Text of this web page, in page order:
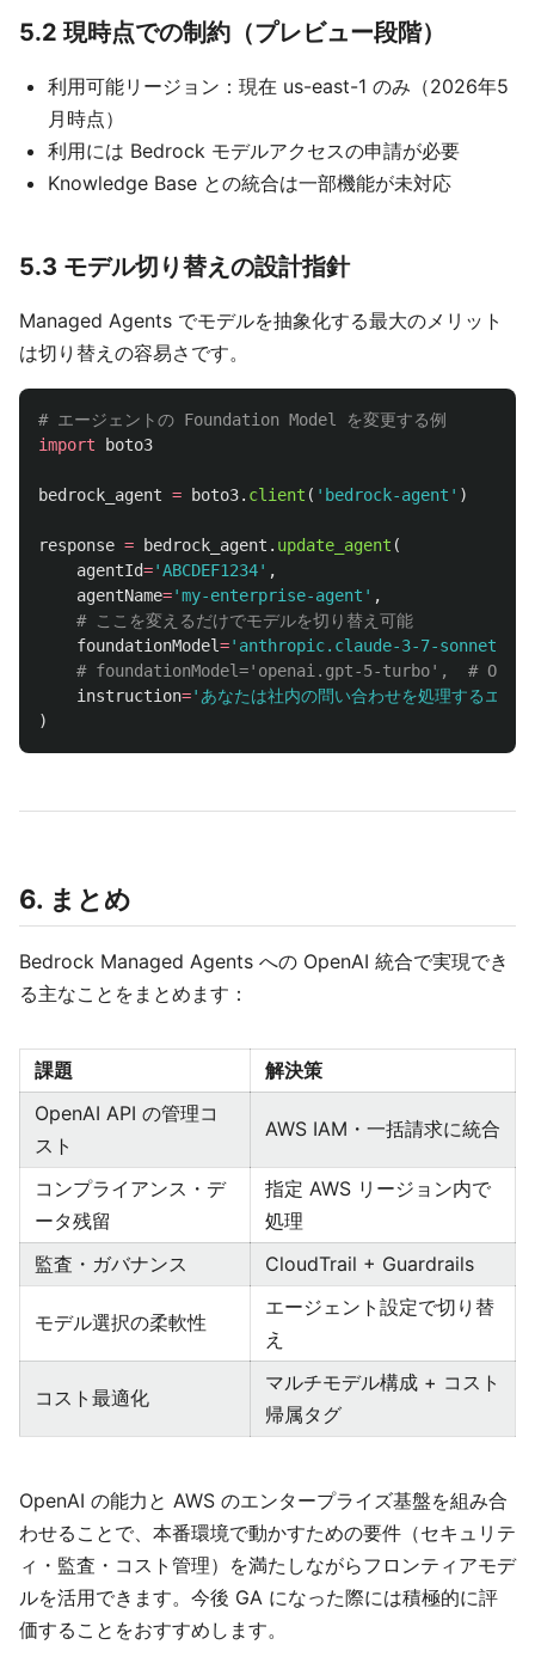
5.2 現時点での制約（プレビュー段階）
利用可能リージョン：現在 us-east-1 のみ（2026年5
月時点）
利用には Bedrock モデルアクセスの申請が必要
Knowledge Base との統合は一部機能が未対応
5.3 モデル切り替えの設計指針
Managed Agents でモデルを抽象化する最大のメリット
は切り替えの容易さです。
import
boto3
bedrock_agent = boto3. client ( ' bedrock-agent ' )
response = bedrock_agent . update_agent (
agentId='ABCDEF1234' ,
agentName='my-enterprise-agent ' ,
foundationModel=' anthropic.claude-3-7-sonnet-
instruction=' あなたは社内の問い合わせを処理するエー
)
6. まとめ
Bedrock Managed Agents への OpenAI 統合で実現でき
る主なことをまとめます：
課題
解決策
OpenAI API の管理コ
スト
AWS IAM・一括請求に統合
コンプライアンス・デ
ータ残留
指定 AWS リージョン内で
処理
監査・ガバナンス
CloudTrail + Guardrails
モデル選択の柔軟性
エージェント設定で切り替
え
コスト最適化
マルチモデル構成 + コスト
帰属タグ
OpenAI の能力と AWS のエンタープライズ基盤を組み合
わせることで、本番環境で動かすための要件（セキュリテ
ィ・監査・コスト管理）を満たしながらフロンティアモデ
ルを活用できます。今後 GA になった際には積極的に評
価することをおすすめします。